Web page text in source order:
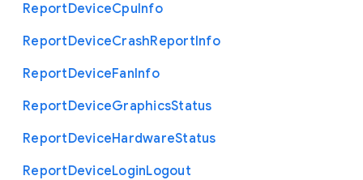
ReportDeviceCpuInfo
ReportDeviceCrashReportInfo
ReportDeviceFanInfo
ReportDeviceGraphicsStatus
ReportDeviceHardwareStatus
ReportDeviceLoginLogout